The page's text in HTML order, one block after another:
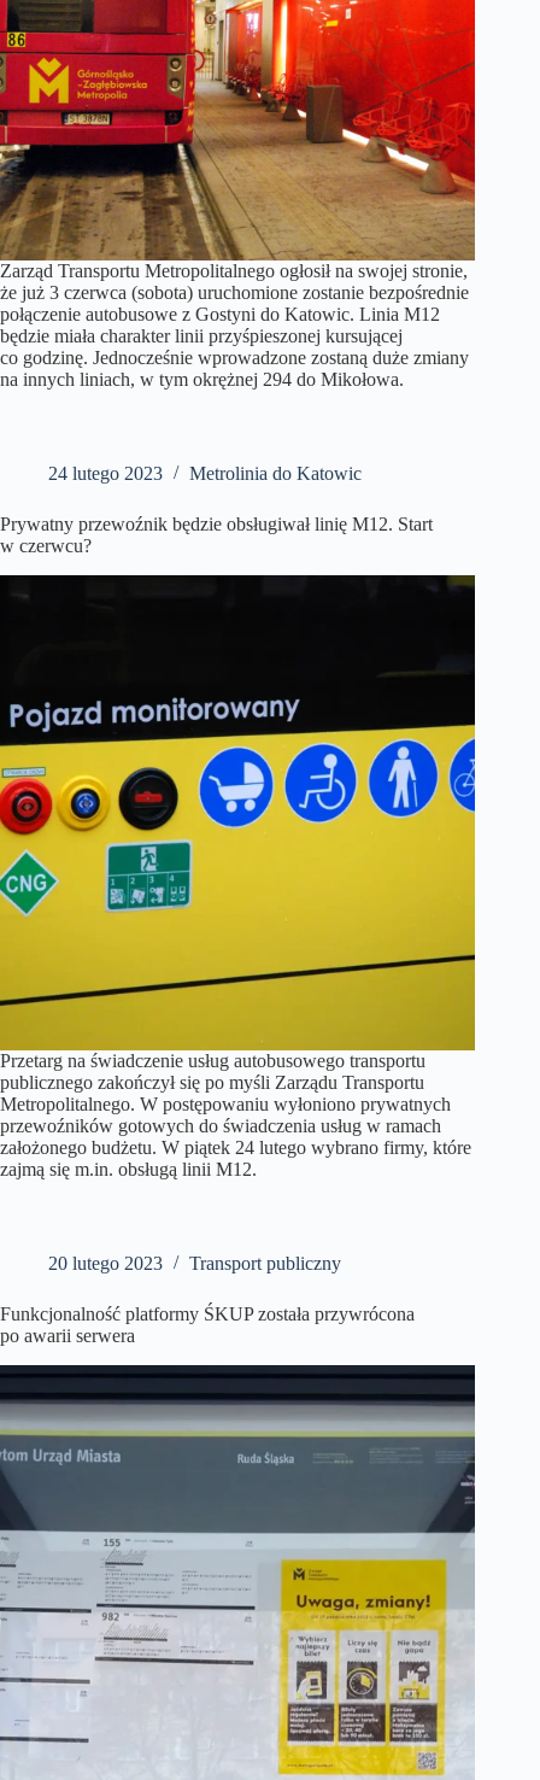
Zarząd Transportu Metropolitalnego ogłosił na swojej stronie,
że już 3 czerwca (sobota) uruchomione zostanie bezpośrednie
połączenie autobusowe z Gostyni do Katowic. Linia M12
będzie miała charakter linii przyśpieszonej kursującej
co godzinę. Jednocześnie wprowadzone zostaną duże zmiany
na innych liniach, w tym okrężnej 294 do Mikołowa.
24 lutego 2023 Metrolinia do Katowic
Prywatny przewoźnik będzie obsługiwał linię M12. Start
w czerwcu?
Przetarg na świadczenie usług autobusowego transportu
publicznego zakończył się po myśli Zarządu Transportu
Metropolitalnego. W postępowaniu wyłoniono prywatnych
przewoźników gotowych do świadczenia usług w ramach
założonego budżetu. W piątek 24 lutego wybrano firmy, które
zajmą się m.in. obsługą linii M12.
20 lutego 2023 Transport publiczny
Funkcjonalność platformy ŚKUP została przywrócona
po awarii serwera